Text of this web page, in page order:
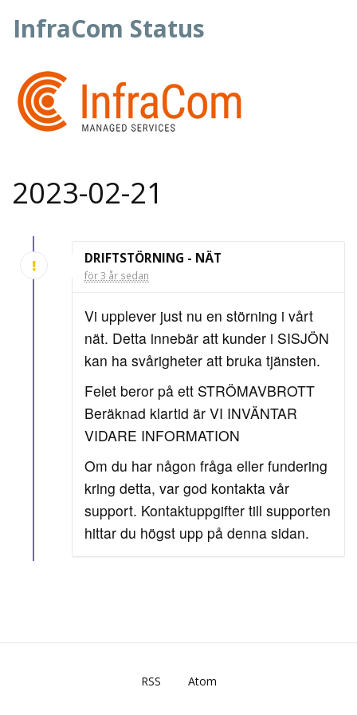
InfraCom Status
2023-02-21
DRIFTSTÖRNING - NÄT
för 3 år sedan
Vi upplever just nu en störning i vårt
nät. Detta innebär att kunder i SISJÖN
kan ha svårigheter att bruka tjänsten.
Felet beror på ett STRÖMAVBROTT
Beräknad klartid är VI INVÄNTAR
VIDARE INFORMATION
Om du har någon fråga eller fundering
kring detta, var god kontakta vår
support. Kontaktuppgifter till supporten
hittar du högst upp på denna sidan.
RSS Atom